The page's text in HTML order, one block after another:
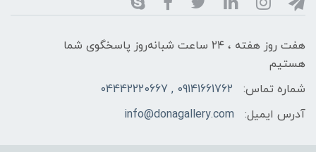
هفت روز هفته ، ۲۴ ساعت شبانه‌روز پاسخگوی شما
هستیم
شماره تماس:
09141661762 , 04442220667
آدرس ایمیل:
info@donagallery.com